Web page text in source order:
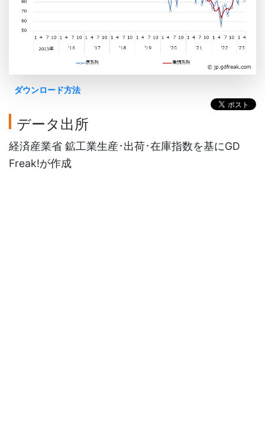
ダウンロード方法
データ出所
経済産業省 鉱工業生産･出荷･在庫指数を基にGD
Freak!が作成